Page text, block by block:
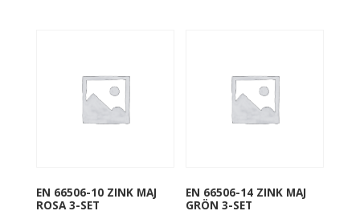
EN 66506-10 ZINK MAJ
ROSA 3-SET
EN 66506-14 ZINK MAJ
GRÖN 3-SET